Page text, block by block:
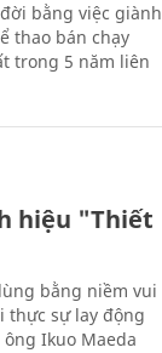
bằng việc giành
thao bán chạy
trong 5 năm liên
hiệu "Thiết
bằng niềm vui
thực sự lay động
Ikuo Maeda